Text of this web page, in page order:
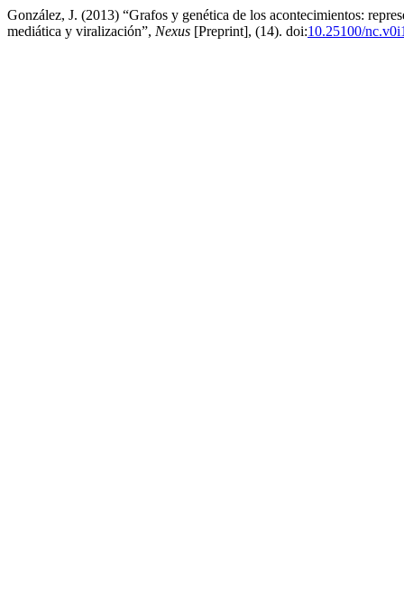
González, J. (2013) “Grafos y genética de los acontecimientos:
mediática y viralización”, Nexus [Preprint], (14). doi:10.25100/